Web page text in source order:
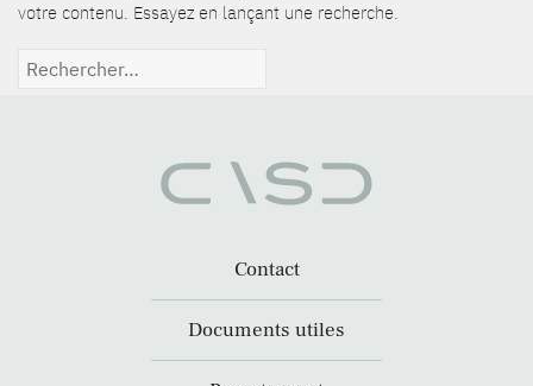
votre contenu. Essayez en lançant une recherche.
Rechercher :
Contact
Documents utiles